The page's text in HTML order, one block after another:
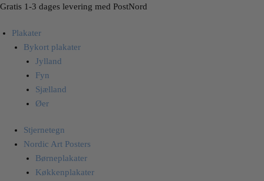
Skip
navigation
Skip
content
Gratis 1-3 dages levering med PostNord
Plakater
Bykort plakater
Jylland
Fyn
Sjælland
Øer
Stjernetegn
Nordic Art Posters
Børneplakater
Køkkenplakater